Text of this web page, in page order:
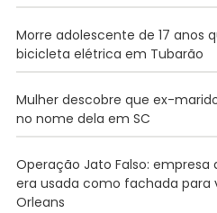
Morre adolescente de 17 anos
bicicleta elétrica em Tubarão
Mulher descobre que ex-
no nome dela em SC
Operação Jato Falso:
era usada como fachada para
Orleans